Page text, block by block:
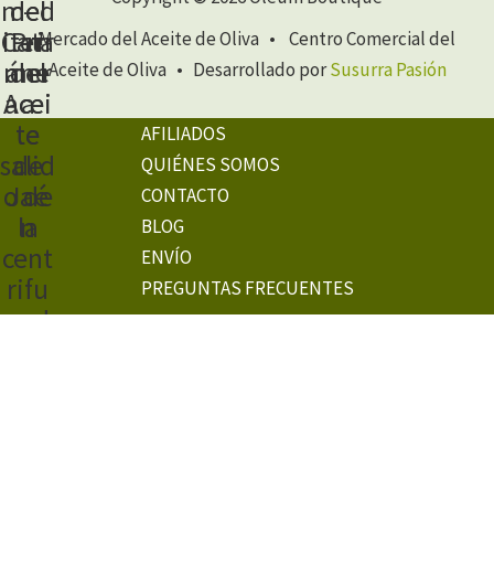
Mercado del Aceite de Oliva • Centro Comercial del
Aceite de Oliva • Desarrollado porSusurra Pasión
AFILIADOS
QUIÉNES SOMOS
CONTACTO
BLOG
ENVÍO
PREGUNTAS FRECUENTES